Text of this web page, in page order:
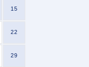
15
22
29